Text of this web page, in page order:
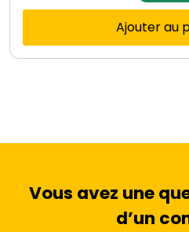
Ajouter au
Vous avez une
d’un